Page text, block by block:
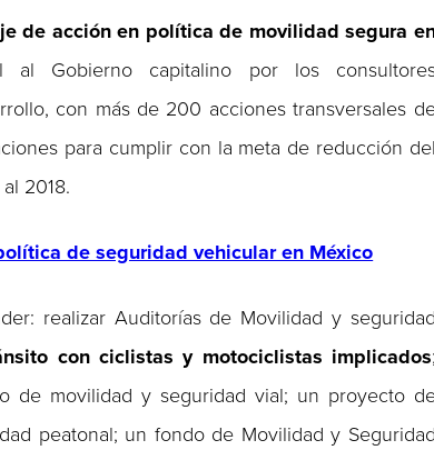
de acción en política de movilidad segura
Gobierno capitalino por los
con más de 200 acciones transversales
para cumplir con la meta de reducción
2018.
de seguridad vehicular en México
realizar Auditorías de Movilidad y
con ciclistas y motociclistas implicados
de movilidad y seguridad vial; un proyecto
peatonal; un fondo de Movilidad y